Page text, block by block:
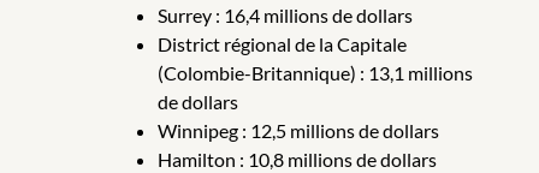
Surrey : 16,4 millions de dollars
District régional de la Capitale
(Colombie-Britannique) : 13,1 millions
de dollars
Winnipeg : 12,5 millions de dollars
Hamilton : 10,8 millions de dollars